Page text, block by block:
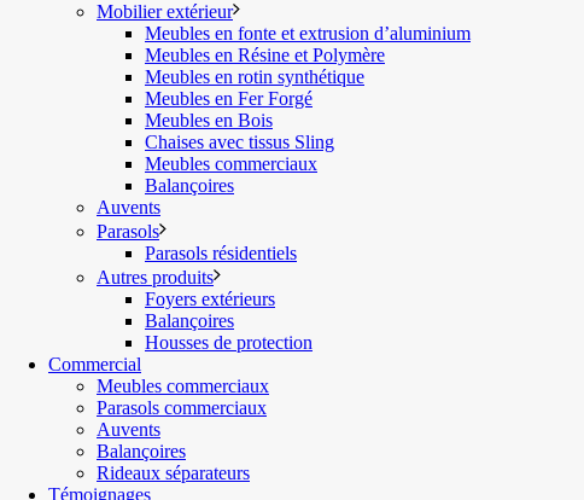
Mobilier extérieur
Meubles en fonte et extrusion d’aluminium
Meubles en Résine et Polymère
Meubles en rotin synthétique
Meubles en Fer Forgé
Meubles en Bois
Chaises avec tissus Sling
Meubles commerciaux
Balançoires
Auvents
Parasols
Parasols résidentiels
Autres produits
Foyers extérieurs
Balançoires
Housses de protection
Commercial
Meubles commerciaux
Parasols commerciaux
Auvents
Balançoires
Rideaux séparateurs
Témoignages